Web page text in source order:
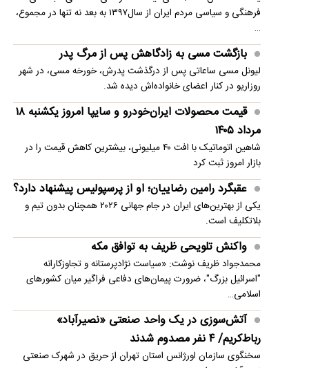
جنجال پرهزینه محمدباقر خرازی برای روحانیت/ از
هویت صنفی تا هویت‌های چندگانه
فوران آتشفشان ساکوراجیما
فرهنگی و سیاسی مردم ایران از سال۱۳۹۷ به بعد نه تنها در مجموع،
…
بازگشت مسی به زادگاهش پس از مرگ پدر
لیونل مسی ساعاتی پس از درگذشت پدرش، خورخه مسی، در شهر
روزاریو در کنار اعضای خانواده‌اش دیده شد.
قیمت محصولات ایران‌خودرو و سایپا امروز یکشنبه ۱۸
مرداد ۱۴۰۵
شاهین اتوماتیک با افت ۴۰ میلیونی، بیشترین کاهش قیمت را در
بازار امروز ثبت کرد
عقبگرد رامین رضاییان؛ او از پرسپولیس پیشنهاد دارد؟
یکی از بهترین‌های ایران در جام جهانی ۲۰۲۶ همچنان بدون تیم و
بلاتکلیف است.
واکنش تلویحی ظریف به توافق مکه
محمدجواد ظریف نوشت: «سیاست نژادپرستانه و تجاوزکارانه
"اسرائیل بزرگ"، ضرورت پیمان‌های دفاعی فراگیر میان کشورهای
اسلامی…
آتش‌سوزی در یک واحد صنعتی «نصیرآباد»
رباط‌کریم/ ۴ نفر مصدوم شدند
سخنگوی سازمان اورژانس استان تهران از حریق در شهرک صنعتی
نصیرآباد خبر داد.